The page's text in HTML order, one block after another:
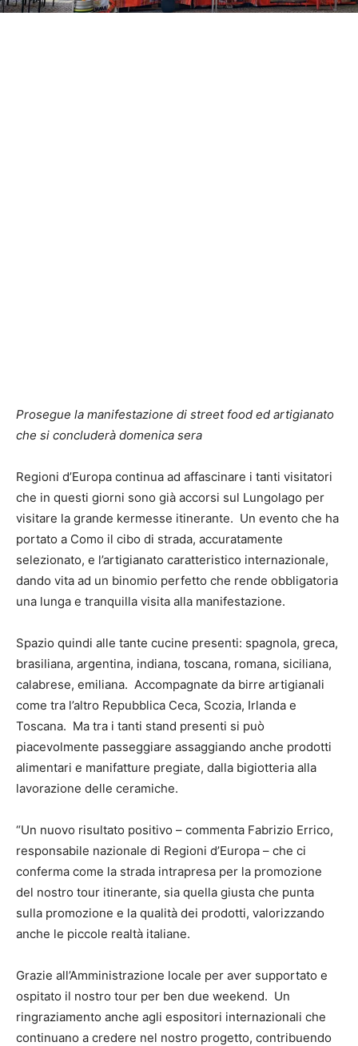
Prosegue la manifestazione di street food ed artigianato
che si concluderà domenica sera
Regioni d’Europa continua ad affascinare i tanti visitatori
che in questi giorni sono già accorsi sul Lungolago per
visitare la grande kermesse itinerante. Un evento che ha
portato a Como il cibo di strada, accuratamente
selezionato, e l’artigianato caratteristico internazionale,
dando vita ad un binomio perfetto che rende obbligatoria
una lunga e tranquilla visita alla manifestazione.
Spazio quindi alle tante cucine presenti: spagnola, greca,
brasiliana, argentina, indiana, toscana, romana, siciliana,
calabrese, emiliana. Accompagnate da birre artigianali
come tra l’altro Repubblica Ceca, Scozia, Irlanda e
Toscana. Ma tra i tanti stand presenti si può
piacevolmente passeggiare assaggiando anche prodotti
alimentari e manifatture pregiate, dalla bigiotteria alla
lavorazione delle ceramiche.
“Un nuovo risultato positivo – commenta Fabrizio Errico,
responsabile nazionale di Regioni d’Europa – che ci
conferma come la strada intrapresa per la promozione
del nostro tour itinerante, sia quella giusta che punta
sulla promozione e la qualità dei prodotti, valorizzando
anche le piccole realtà italiane.
Grazie all’Amministrazione locale per aver supportato e
ospitato il nostro tour per ben due weekend. Un
ringraziamento anche agli espositori internazionali che
continuano a credere nel nostro progetto, contribuendo